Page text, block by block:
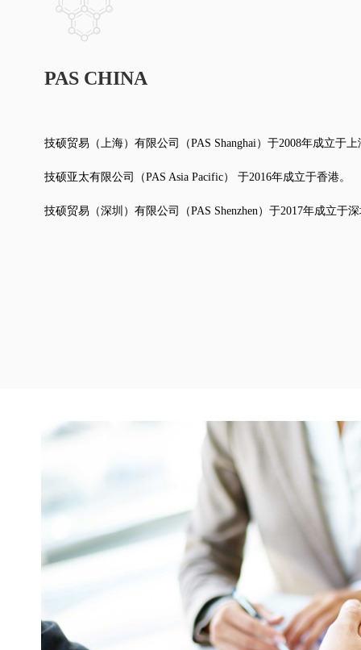
PAS CHINA
技硕贸易（上海）有限公司（PAS Shanghai）于2008年成立于上
技硕亚太有限公司（PAS Asia Pacific） 于2016年成立于香港。
技硕贸易（深圳）有限公司（PAS Shenzhen）于2017年成立于